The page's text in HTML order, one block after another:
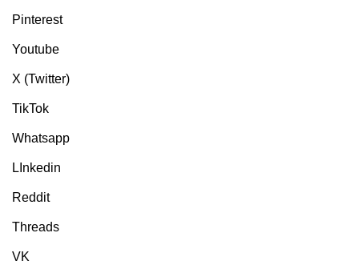
Pinterest
Youtube
X (Twitter)
TikTok
Whatsapp
LInkedin
Reddit
Threads
VK